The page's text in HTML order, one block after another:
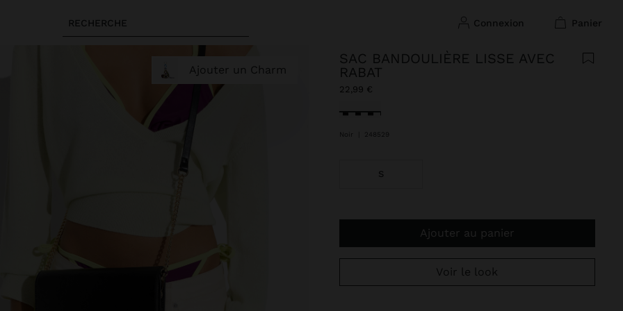
RECHERCHE connexion panier
Ajouter un Charm
SAC BANDOULIÈRE LISSE AVEC
RABAT
22,99 €
sélectionné(s)
Noir 248529
S
Ajouter au panier
Voir le look